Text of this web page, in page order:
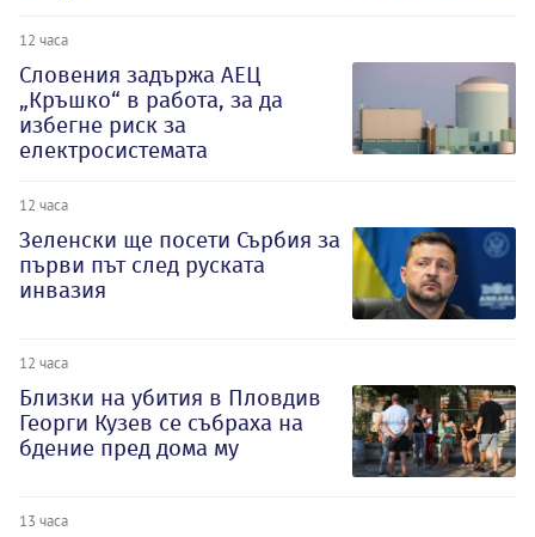
12 часа
Словения задържа АЕЦ
„Кръшко“ в работа, за да
избегне риск за
електросистемата
12 часа
Зеленски ще посети Сърбия за
първи път след руската
инвазия
12 часа
Близки на убития в Пловдив
Георги Кузев се събраха на
бдение пред дома му
13 часа